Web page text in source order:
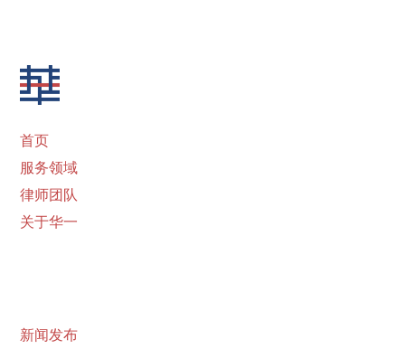
首页
服务领域
律师团队
关于华一
新闻发布